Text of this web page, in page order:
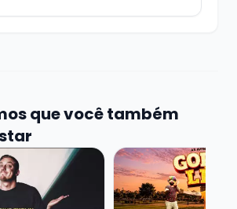
que você também
GUSTAVO FURLIN - SHOW SOLO
Veja mais sobre AS